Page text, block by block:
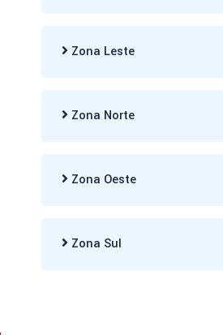
Zona Leste
Zona Norte
Zona Oeste
Zona Sul